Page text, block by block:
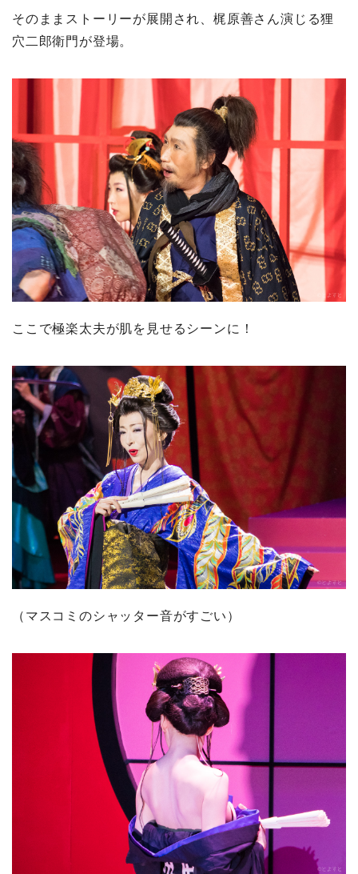
そのままストーリーが展開され、梶原善さん演じる狸
穴二郎衛門が登場。
ここで極楽太夫が肌を見せるシーンに！
（マスコミのシャッター音がすごい）